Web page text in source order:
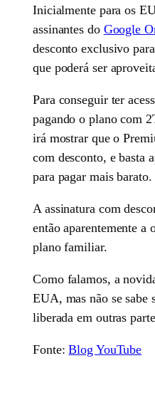
Inicialmente para os
assinantes do Google
desconto exclusivo
que poderá ser
Para conseguir ter
pagando o plano com
irá mostrar que o
com desconto, e basta
para pagar mais barato.
A assinatura com
então aparentemente a
plano familiar.
Como falamos, a
EUA, mas não se sabe
liberada em outras
Fonte:Blog YouTube